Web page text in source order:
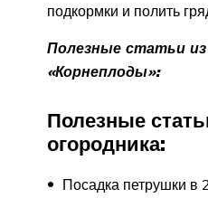
подкормки и полить
Полезные статьи из
«Корнеплоды»:
Полезные
огородника:
Посадка петрушки в